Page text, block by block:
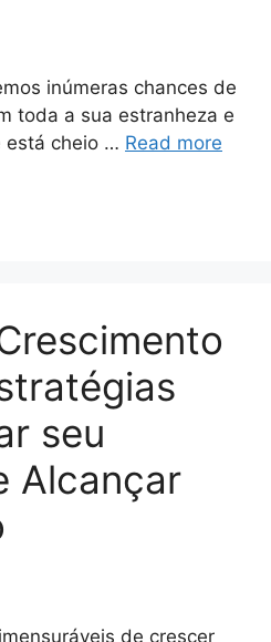
inúmeras chances de
toda a sua estranheza e
está cheio … Read more
seu
Alcançar
de crescer